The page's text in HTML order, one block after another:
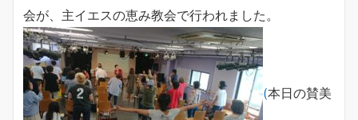
会が、主イエスの恵み教会で行われました。
(本日の賛美